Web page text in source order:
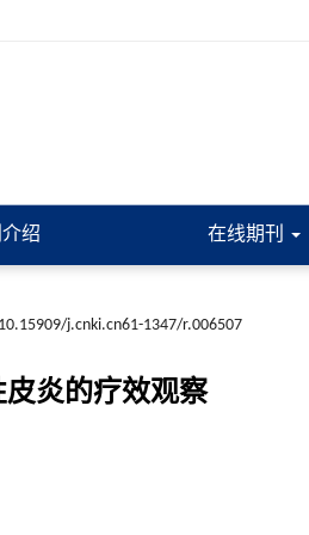
绍 在线期刊
10.15909/j.cnki.cn61-1347/r.006507
皮炎的疗效观察